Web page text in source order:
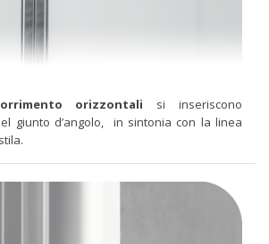
orizzontali si inseriscono
giunto d’angolo, in sintonia con la linea